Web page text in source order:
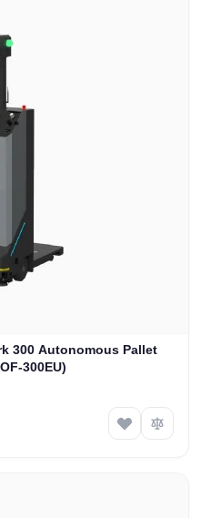
300 Autonomous Pallet
300EU)